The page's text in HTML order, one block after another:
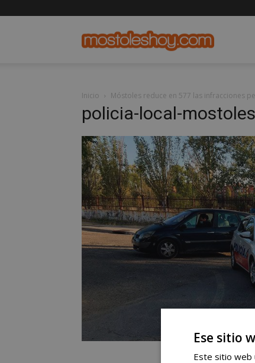
Inicio Móstoles reduce en 577 las infracciones
policia-local-
Ese sitio
Este sitio web